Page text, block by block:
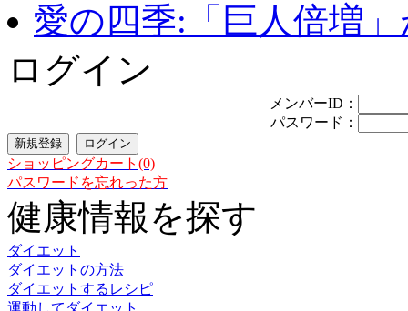
愛の四季:「巨人倍増
ログイン
メンバーID：
パスワード：
ショッピングカート(0)
パスワードを忘れった方
健康情報を探す
ダイエット
ダイエットの方法
ダイエットするレシピ
運動してダイエット